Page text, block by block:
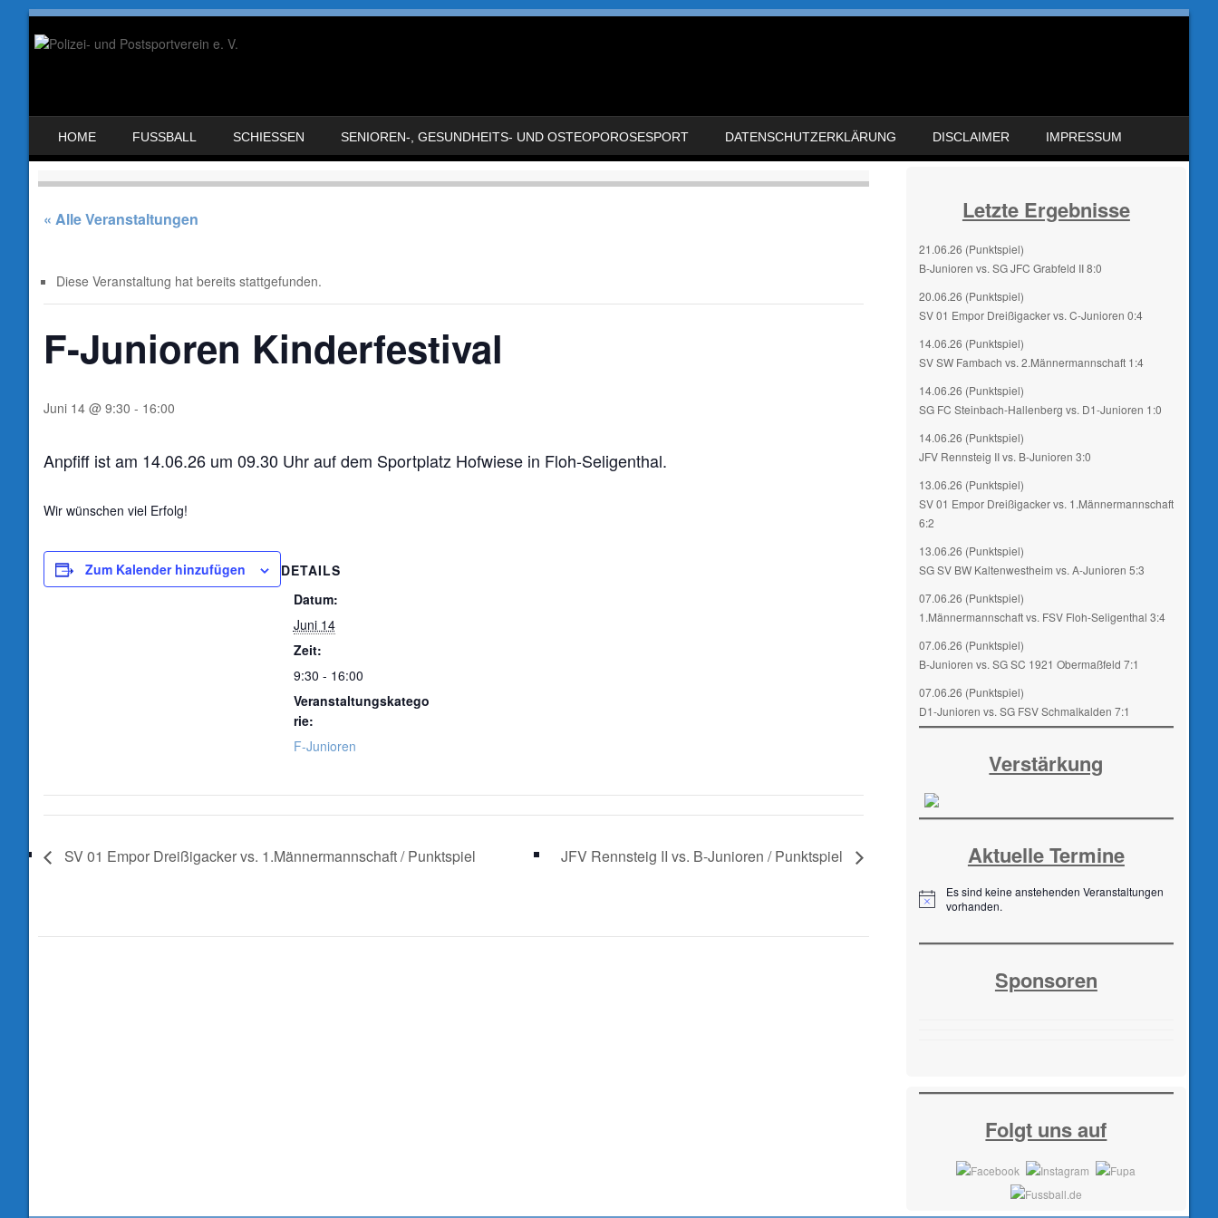
MENU
HOME FUSSBALL SCHIESSEN SENIOREN-, GESUNDHEITS- UND OSTEOPOROSESPORT DATENSCHUTZERKLÄRUNG DISCLAIMER IMPRESSUM
« Alle Veranstaltungen
Diese Veranstaltung hat bereits stattgefunden.
F-Junioren Kinderfestival
Juni 14 @ 9:30 - 16:00
Anpfiff ist am 14.06.26 um 09.30 Uhr auf dem Sportplatz Hofwiese in Floh-Seligenthal.
Wir wünschen viel Erfolg!
Zum Kalender hinzufügen
DETAILS
Datum:
Juni 14
Zeit:
9:30 - 16:00
Veranstaltungskatego
rie:
F-Junioren
SV 01 Empor Dreißigacker vs. 1.Männermannschaft / Punktspiel JFV Rennsteig II vs. B-Junioren / Punktspiel
Letzte Ergebnisse
21.06.26 (Punktspiel)
B-Junioren vs. SG JFC Grabfeld II 8:0
20.06.26 (Punktspiel)
SV 01 Empor Dreißigacker vs. C-Junioren 0:4
14.06.26 (Punktspiel)
SV SW Fambach vs. 2.Männermannschaft 1:4
14.06.26 (Punktspiel)
SG FC Steinbach-Hallenberg vs. D1-Junioren 1:0
14.06.26 (Punktspiel)
JFV Rennsteig II vs. B-Junioren 3:0
13.06.26 (Punktspiel)
SV 01 Empor Dreißigacker vs. 1.Männermannschaft
6:2
13.06.26 (Punktspiel)
SG SV BW Kaltenwestheim vs. A-Junioren 5:3
07.06.26 (Punktspiel)
1.Männermannschaft vs. FSV Floh-Seligenthal 3:4
07.06.26 (Punktspiel)
B-Junioren vs. SG SC 1921 Obermaßfeld 7:1
07.06.26 (Punktspiel)
D1-Junioren vs. SG FSV Schmalkalden 7:1
Verstärkung
Aktuelle Termine
H
w
Es sind keine anstehenden Veranstaltungen
vorhanden.
Sponsoren
Folgt uns auf